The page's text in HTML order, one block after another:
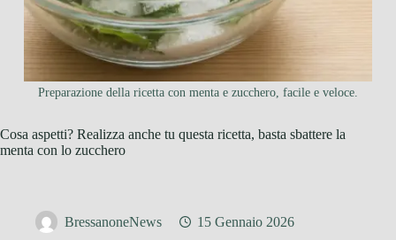
Preparazione della ricetta con menta e zucchero, facile e veloce.
Cosa aspetti? Realizza anche tu questa ricetta, basta sbattere la
menta con lo zucchero
BressanoneNews 15 Gennaio 2026